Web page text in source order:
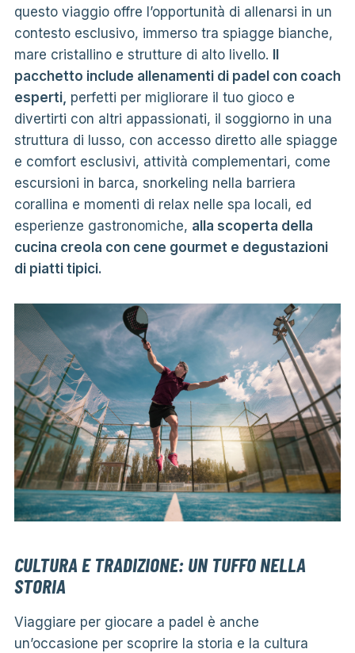
questo viaggio offre l’opportunità di allenarsi in un
contesto esclusivo, immerso tra spiagge bianche,
mare cristallino e strutture di alto livello.
pacchetto include allenamenti di padel con coach
esperti, perfetti per migliorare il tuo gioco e
divertirti con altri appassionati, il soggiorno in una
struttura di lusso, con accesso diretto alle spiagge
e comfort esclusivi, attività complementari, come
escursioni in barca, snorkeling nella barriera
corallina e momenti di relax nelle spa locali, ed
esperienze gastronomiche, alla scoperta della
cucina creola con cene gourmet e degustazioni
di piatti tipici.
CULTURA E TRADIZIONE: UN TUFFO NELLA
STORIA
Viaggiare per giocare a padel è anche
un’occasione per scoprire la storia e la cultura